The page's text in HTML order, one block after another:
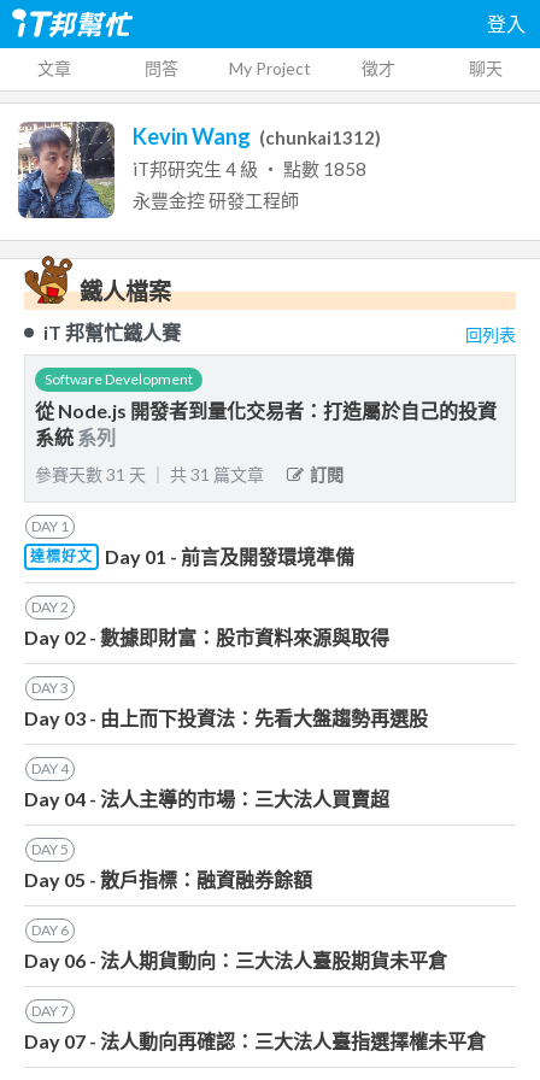
登入
文章 問答 My Project 徵才 聊天
Kevin Wang (chunkai1312)
iT邦研究生 4 級 ‧ 點數 1858
永豐金控研發工程師
鐵人檔案
iT 邦幫忙鐵人賽 回列表
Software Development
從 Node.js 開發者到量化交易者：打造屬於自己的投資
系統 系列
參賽天數31 天 共31 篇文章 訂閱
DAY 1
達標好文
Day 01 - 前言及開發環境準備
DAY2
Day 02 - 數據即財富：股市資料來源與取得
DAY3
Day 03 - 由上而下投資法：先看大盤趨勢再選股
DAY4
Day 04 - 法人主導的市場：三大法人買賣超
DAY5
Day 05 - 散戶指標：融資融券餘額
DAY 6
Day 06 - 法人期貨動向：三大法人臺股期貨未平倉
DAY7
Day 07 - 法人動向再確認：三大法人臺指選擇權未平倉